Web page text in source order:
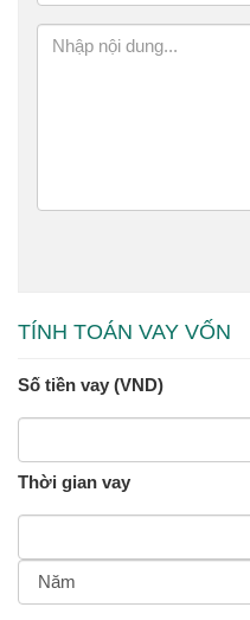
TÍNH TOÁN VAY VỐN
Số tiền vay (VND)
Thời gian vay